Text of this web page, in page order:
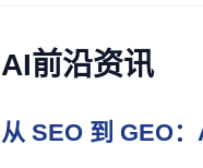
AI前沿资讯
从 SEO 到 GEO